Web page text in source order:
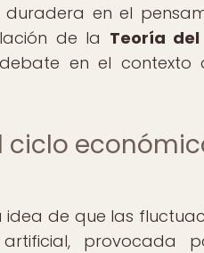
duradera en el
de la Teoría
en el contexto
ciclo
de que las
provocada